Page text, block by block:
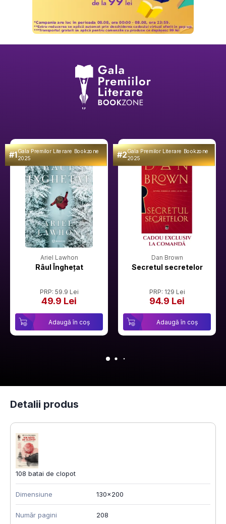
#1Gala Premilor Literare Bookzone
2025
Ariel Lawhon
Râul Înghețat
PRP: 59.9 Lei
49.9 Lei
Adaugă în coș
#2Gala Premilor Literare Bookzone
2025
Dan Brown
Secretul secretelor
PRP: 129 Lei
94.9 Lei
Adaugă în coș
Detalii produs
108 batai de clopot
Dimensiune 130x200
Număr pagini 208